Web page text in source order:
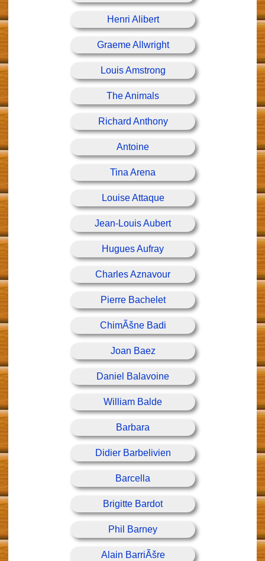
Henri Alibert
Graeme Allwright
Louis Amstrong
The Animals
Richard Anthony
Antoine
Tina Arena
Louise Attaque
Jean-Louis Aubert
Hugues Aufray
Charles Aznavour
Pierre Bachelet
ChimÃšne Badi
Joan Baez
Daniel Balavoine
William Balde
Barbara
Didier Barbelivien
Barcella
Brigitte Bardot
Phil Barney
Alain BarriÃšre